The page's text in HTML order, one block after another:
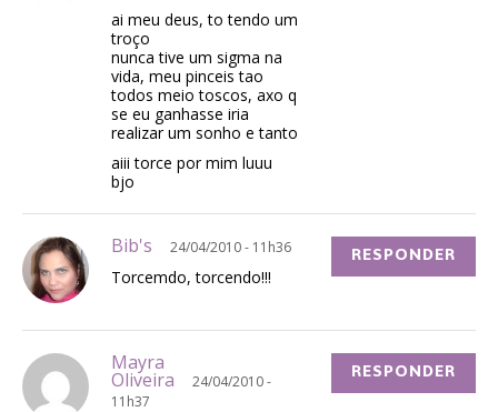
ai meu deus, to tendo um
troço
nunca tive um sigma na
vida, meu pinceis tao
todos meio toscos, axo q
se eu ganhasse iria
realizar um sonho e tanto
aiii torce por mim luuu
bjo
Bib's 24/04/2010 - 11h36
Torcemdo, torcendo!!!
RESPONDER
Mayra
Oliveira
24/04/2010 -
11h37
RESPONDER